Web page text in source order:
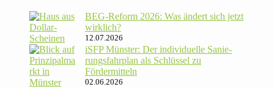
BEG-Reform 2026: Was ändert sich jetzt
wirklich?
12.07.2026
iSFP Münster: Der indi­vi­du­elle Sanie­
rungs­fahr­plan als Schlüssel zu
Fördermitteln
02.06.2026